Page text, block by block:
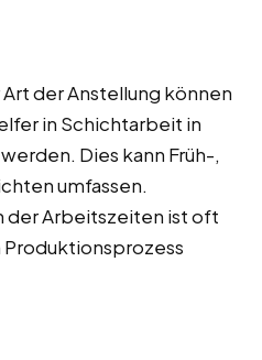
der Anstellung können
in Schichtarbeit in
Dies kann Früh-,
umfassen.
der Arbeitszeiten ist oft